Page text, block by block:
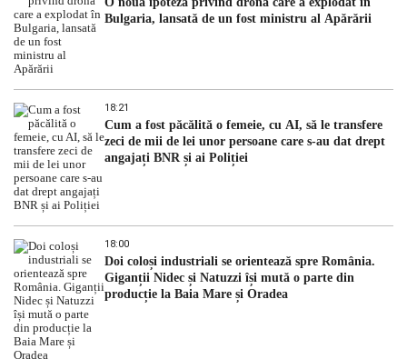
Bulgaria, lansată de un fost ministru al Apărării
18:21
Cum a fost păcălită o femeie, cu AI, să le transfere
zeci de mii de lei unor persoane care s-au dat drept
angajați BNR și ai Poliției
18:00
Doi coloși industriali se orientează spre România.
Giganții Nidec și Natuzzi își mută o parte din
producție la Baia Mare și Oradea